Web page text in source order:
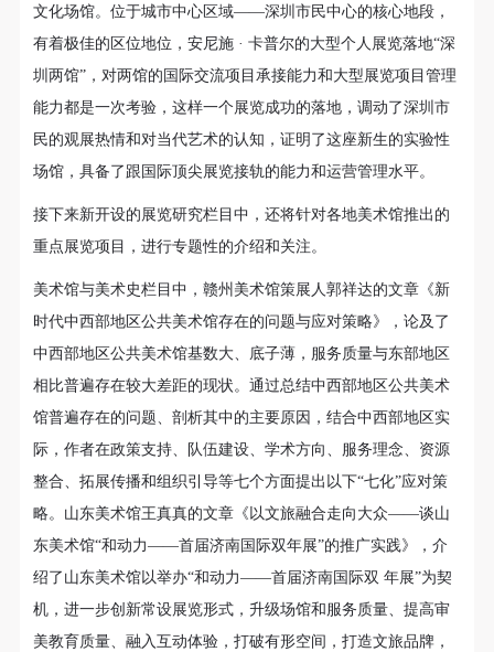
文化场馆。位于城市中心区域——深圳市民中心的核心地段，
有着极佳的区位地位，安尼施 · 卡普尔的大型个人展览落地“深
圳两馆”，对两馆的国际交流项目承接能力和大型展览项目管理
能力都是一次考验，这样一个展览成功的落地，调动了深圳市
民的观展热情和对当代艺术的认知，证明了这座新生的实验性
场馆，具备了跟国际顶尖展览接轨的能力和运营管理水平。
接下来新开设的展览研究栏目中，还将针对各地美术馆推出的
重点展览项目，进行专题性的介绍和关注。
美术馆与美术史栏目中，赣州美术馆策展人郭祥达的文章《新
时代中西部地区公共美术馆存在的问题与应对策略》，论及了
中西部地区公共美术馆基数大、底子薄，服务质量与东部地区
相比普遍存在较大差距的现状。 通过总结中西部地区公共美术
馆普遍存在的问题、剖析其中的主要原因，结合中西部地区实
际，作者在政策支持、队伍建设、学术方向、服务理念、资源
整合、拓展传播和组织引导等七个方面提出以下“七化”应对策
略。山东美术馆王真真的文章《以文旅融合走向大众——谈山
东美术馆“和动力——首届济南国际双年展”的推广实践》，介
绍了山东美术馆以举办“和动力——首届济南国际双 年展”为契
机，进一步创新常设展览形式，升级场馆和服务质量、提高审
美教育质量、融入互动体验，打破有形空间，打造文旅品牌，